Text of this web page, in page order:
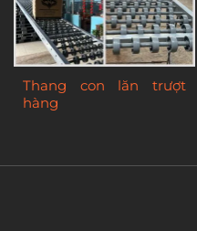
Thang con lăn trượt
hàng